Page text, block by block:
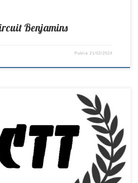
Benjamins
Publié21/02/2024
D1-> St Colomban 18–2 Pellerin D2->
D4 -> Montagne 8–2 St Colomban
9–1 St Colomban Benjamins/Minimes D3->